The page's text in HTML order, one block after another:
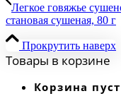
Легкое говяжье
становая сушеная, 80 г
Прокрутить наверх
Товары в корзине
Корзина